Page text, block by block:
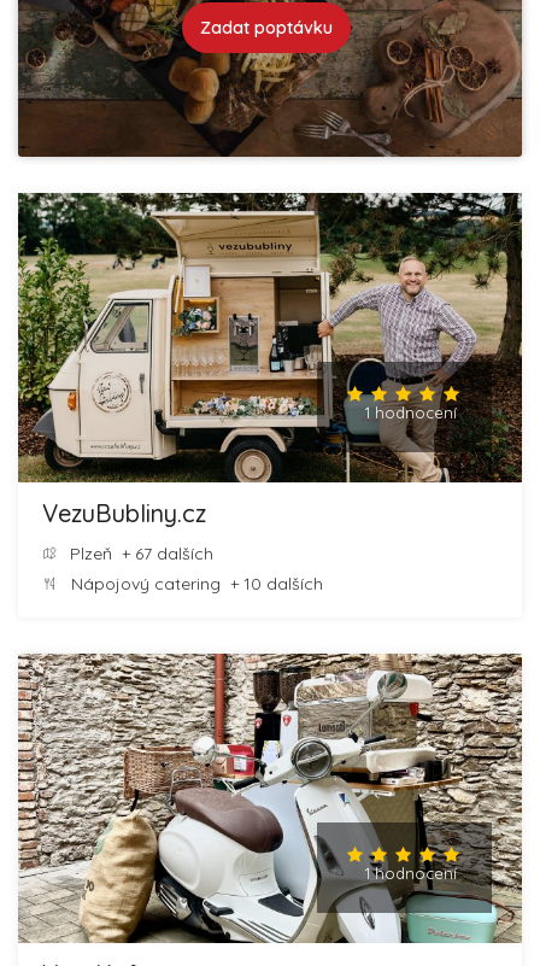
Zadat poptávku
1 hodnocení
VezuBubliny.cz
Plzeň + 67 dalších
Nápojový catering + 10 dalších
1 hodnocení